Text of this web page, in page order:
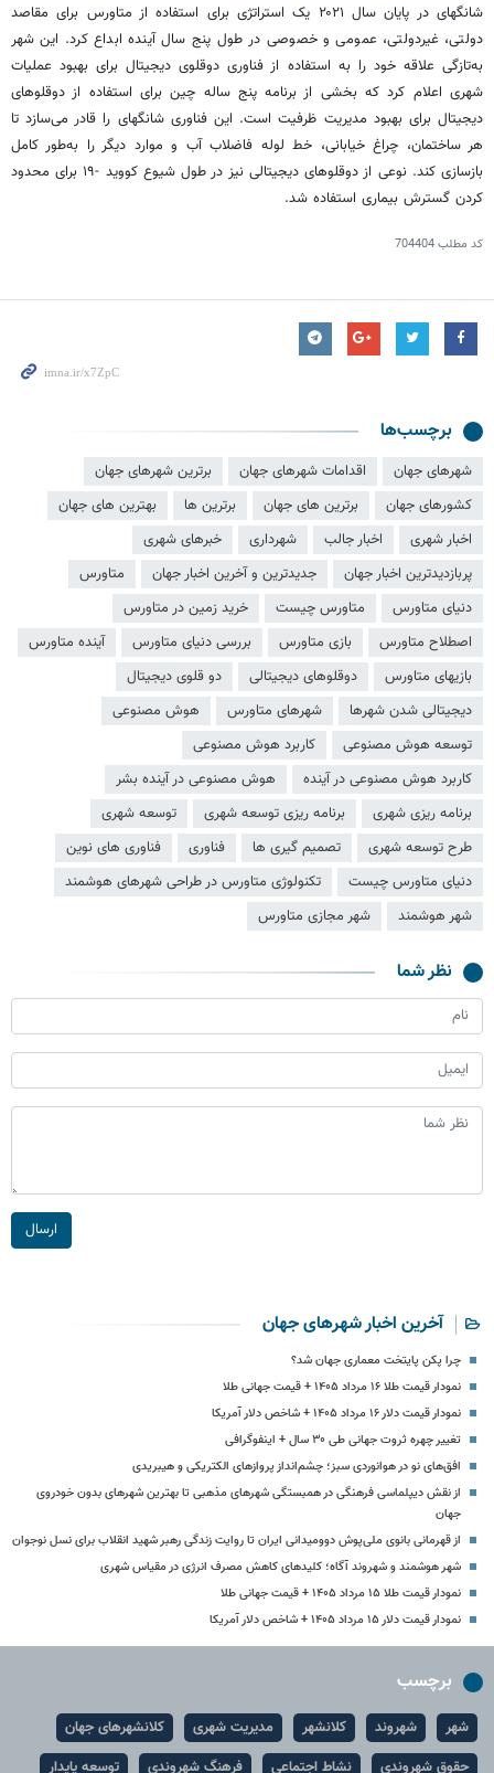
شانگهای در پایان سال ۲۰۲۱ یک استراتژی برای استفاده از متاورس برای مقاصد
دولتی، غیردولتی، عمومی و خصوصی در طول پنج سال آینده ابداع کرد. این شهر
به‌تازگی علاقه خود را به استفاده از فناوری دوقلوی دیجیتال برای بهبود عملیات
شهری اعلام کرد که بخشی از برنامه پنج ساله چین برای استفاده از دوقلوهای
دیجیتال برای بهبود مدیریت ظرفیت است. این فناوری شانگهای را قادر می‌سازد تا
هر ساختمان، چراغ خیابانی، خط لوله فاضلاب آب و موارد دیگر را به‌طور کامل
بازسازی کند. نوعی از دوقلوهای دیجیتالی نیز در طول شیوع کووید -۱۹ برای محدود
کردن گسترش بیماری استفاده شد.
کد مطلب704404
برچسب‌ها
شهرهای جهان اقدامات شهرهای جهان
برترین شهرهای جهان
کشورهای جهان
برترین های جهان برترین ها
بهترین های جهان
اخبار شهری
اخبار جالب شهرداری
خبرهای شهری
پربازدیدترین اخبار جهان
جدیدترین و آخرین اخبار جهان
متاورس
دنیای متاورس
متاورس چیست
خرید زمین در متاورس
اصطلاح متاورس
بازی متاورس بررسی دنیای متاورس
آینده متاورس
بازیهای متاورس
دوقلوهای دیجیتالی
دو قلوی دیجیتال
دیجیتالی شدن شهرها
شهرهای متاورس
هوش مصنوعی
توسعه هوش مصنوعی
کاربرد هوش مصنوعی
کاربرد هوش مصنوعی در آینده
هوش مصنوعی در آینده بشر
برنامه ریزی شهری
برنامه‌ ریزی توسعه شهری
توسعه شهری
طرح توسعه شهری
تصمیم گیری ها فناوری
فناوری های نوین
دنیای متاورس چیست
تکنولوژی متاورس در طراحی شهرهای هوشمند
شهر هوشمند
شهر مجازی متاورس
نظر شما
ارسال
آخرین اخبار شهرهای جهان
چرا پکن پایتخت معماری جهان شد؟
نمودار قیمت طلا ۱۶ مرداد ۱۴۰۵ + قیمت جهانی طلا
نمودار قیمت دلار ۱۶ مرداد ۱۴۰۵ + شاخص دلار آمریکا
تغییر چهره‌ ثروت جهانی طی ۳۰ سال + اینفوگرافی
افق‌های نو در هوانوردی سبز؛ چشم‌انداز پروازهای الکتریکی و هیبریدی
از نقش دیپلماسی فرهنگی در همبستگی شهرهای مذهبی تا بهترین شهرهای بدون خودروی
جهان
از قهرمانی بانوی ملی‌پوش دوومیدانی ایران تا روایت زندگی رهبر شهید انقلاب برای نسل نوجوان
شهر هوشمند و شهروند آگاه؛ کلیدهای کاهش مصرف انرژی در مقیاس شهری
نمودار قیمت طلا ۱۵ مرداد ۱۴۰۵ + قیمت جهانی طلا
نمودار قیمت دلار ۱۵ مرداد ۱۴۰۵ + شاخص دلار آمریکا
برچسب
شهر شهروند کلانشهر مدیریت شهری
کلانشهرهای جهان
حقوق شهروندی
نشاط اجتماعی فرهنگ شهروندی توسعه پایدار